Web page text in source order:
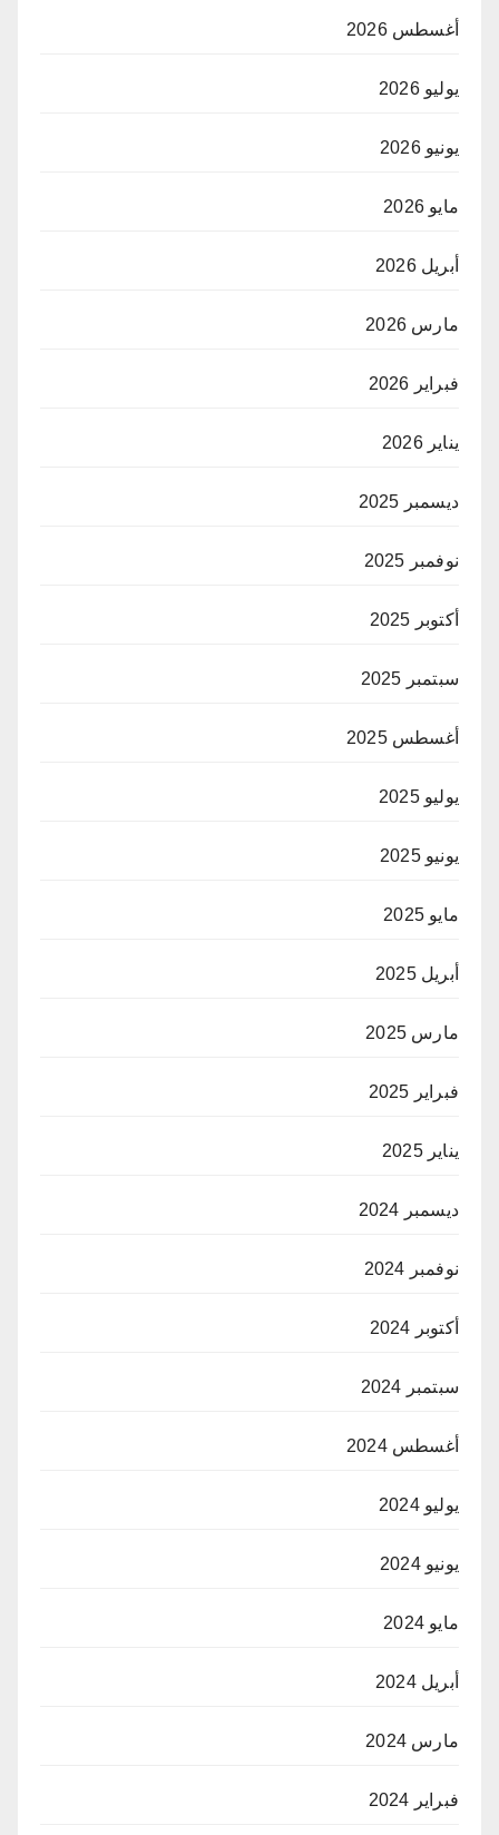
أغسطس 2026
يوليو 2026
يونيو 2026
مايو 2026
أبريل 2026
مارس 2026
فبراير 2026
يناير 2026
ديسمبر 2025
نوفمبر 2025
أكتوبر 2025
سبتمبر 2025
أغسطس 2025
يوليو 2025
يونيو 2025
مايو 2025
أبريل 2025
مارس 2025
فبراير 2025
يناير 2025
ديسمبر 2024
نوفمبر 2024
أكتوبر 2024
سبتمبر 2024
أغسطس 2024
يوليو 2024
يونيو 2024
مايو 2024
أبريل 2024
مارس 2024
فبراير 2024